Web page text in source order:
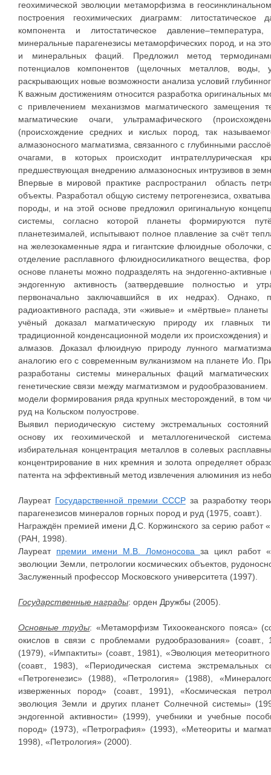
геохимической эволюции метаморфизма в
построения геохимических диаграмм: литостатическое
компонента и литостатическое
минеральные парагенезисы метаморфических пород, и на
и минеральных фаций. Предложил метод
потенциалов компонентов (щелочных металлов, воды,
раскрывающих новые возможности анализа условий
К важным достижениям относится разработка оригинальных
с привлечением механизмов магматического замещения
магматические очаги, ультрамафического
(происхождение средних и кислых пород, так
алмазоносного магматизма, связанного с глубинными
очагами, в которых происходит интрателлурическая
предшествующая внедрению алмазоносных интрузивов в
Впервые в мировой практике распространил область
объекты. Разработал общую систему петрогенезиса,
породы, и на этой основе предложил оригинальную
системы, согласно которой планеты формируются
планетезималей, испытывают полное плавление за счёт
на железокаменные ядра и гигантские флюидные оболочки,
отделение расплавного флюидносиликатного вещества,
основе планеты можно подразделять на эндогенно-
эндогенную активность (затвердевшие полностью и
первоначально заключавшийся в их недрах). Однако,
радиоактивного распада, эти «живые» и «мёртвые»
учёный доказал магматическую природу их главных
традиционной конденсационной модели их происхождения)
алмазов. Доказал флюидную природу лунного
аналогию его с современным вулканизмом на планете Ио.
разработаны системы минеральных фаций
генетические связи между магматизмом и
модели формирования ряда крупных месторождений, в том
руд на Кольском полуострове.
Выявил периодическую систему экстремальных
основу их геохимической и металлогенической
избирательная концентрация металлов в солевых
концентрирование в них кремния и золота определяет
патента на эффективный метод извлечения алюминия из
Лауреат Государственной премии СССРза разработку
парагенезисов минералов горных пород и руд (1975, соавт.).
Награждён премией имени Д.С. Коржинского за серию работ
(РАН, 1998).
Лауреат премии имени М.В. Ломоносова за цикл работ
эволюции Земли, петрологии космических объектов,
Заслуженный профессор Московского университета (1997).
Государственные награды: орден Дружбы (2005).
Основные труды: «Метаморфизм Тихоокеанского пояса»
окислов в связи с проблемами рудообразования» (соавт.,
(1979), «Импактиты» (соавт., 1981), «Эволюция
(соавт., 1983), «Периодическая система экстремальных
«Петрогенезис» (1988), «Петрология» (1988),
изверженных пород» (соавт., 1991), «Космическая
эволюция Земли и других планет Солнечной системы»
эндогенной активности» (1999), учебники и учебные
пород» (1973), «Петрография» (1993), «Метеориты и
1998), «Петрология» (2000).